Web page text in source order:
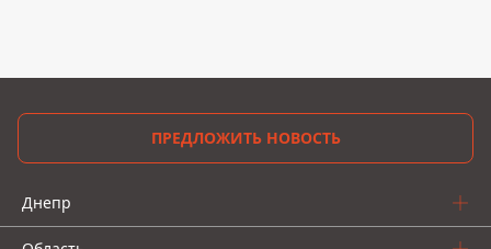
ПРЕДЛОЖИТЬ НОВОСТЬ
Днепр